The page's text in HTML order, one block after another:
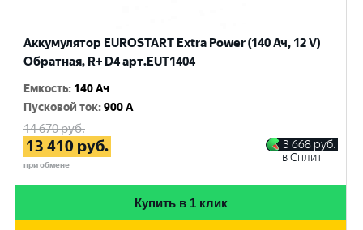
Аккумулятор EUROSTART Extra Power (140 Ач, 12 V)
Обратная, R+ D4 арт.EUT1404
Емкость: 140 Ач
Пусковой ток:900 A
14 670руб.
13 410 руб.
при обмене
3 668 руб.
в Сплит
Купить в 1 клик